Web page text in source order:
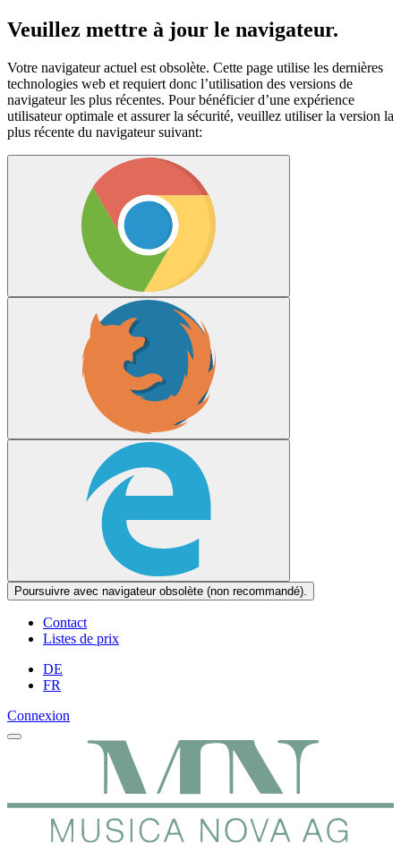
Veuillez mettre à jour le navigateur.
Votre navigateur actuel est obsolète. Cette page utilise les dernières
technologies web et requiert donc l’utilisation des versions de
navigateur les plus récentes. Pour bénéficier d’une expérience
utilisateur optimale et assurer la sécurité, veuillez utiliser la version la
plus récente du navigateur suivant:
Poursuivre avec navigateur obsolète (non recommandé).
Contact
Listes de prix
DE
FR
Connexion